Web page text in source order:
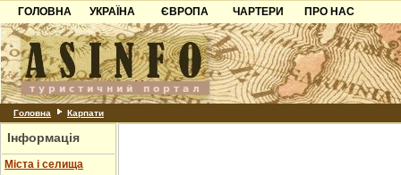
ГОЛОВНА
УКРАЇНА
Карпати
Азов
Причорноморря
Шацьк
ЄВРОПА
Чорногорія
Хорватія
Болгарія
ЧАРТЕРИ
ПРО НАС
Контакти
Партнерам
Додати готель
Головна Карпати
Інформація
Міста і селища